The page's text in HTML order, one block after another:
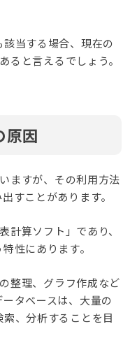
当する場合、現在の
ると言えるでしょう。
原因
ますが、その利用方法
すことがあります。
計算ソフト」であり、
性にあります。
整理、グラフ作成など
タベースは、大量の
、分析することを目